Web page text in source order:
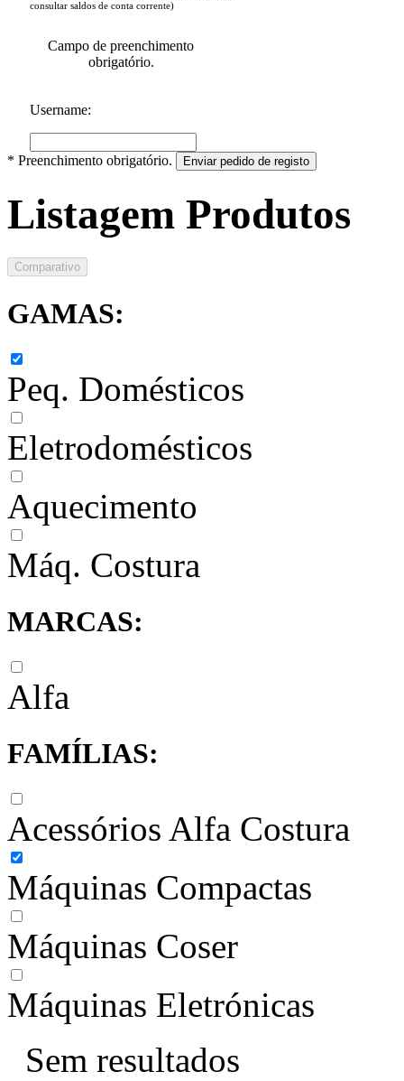
consultar saldos de conta corrente)
Campo de preenchimento
obrigatório.
Username:
* Preenchimento obrigatório. Enviar pedido de registo
Listagem Produtos
Comparativo
GAMAS:
Peq. Domésticos
Eletrodomésticos
Aquecimento
Máq. Costura
MARCAS:
Alfa
FAMÍLIAS:
Acessórios Alfa Costura
Máquinas Compactas
Máquinas Coser
Máquinas Eletrónicas
Sem resultados